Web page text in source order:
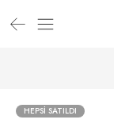
HEPSI SATILDI